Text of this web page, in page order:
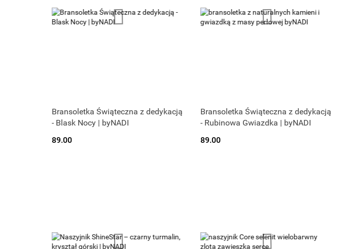
Bransoletka Świąteczna z dedykacją
- Blask Nocy | byNADI
89.00
Bransoletka Świąteczna z dedykacją
- Rubinowa Gwiazdka | byNADI
89.00